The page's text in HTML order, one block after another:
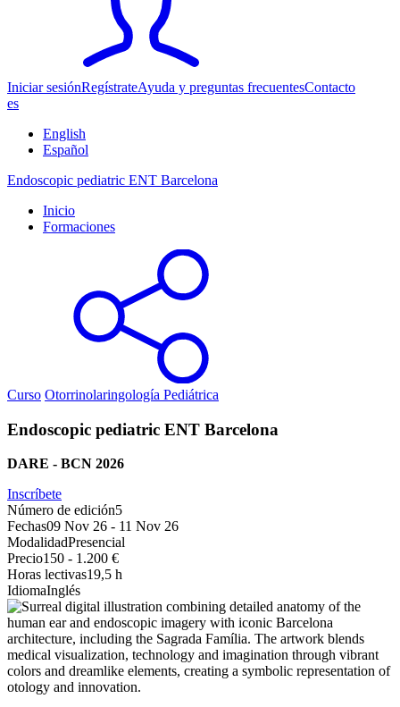
Iniciar sesiónRegístrateAyuda y preguntas frecuentesContacto
es
English
Español
Endoscopic pediatric ENT Barcelona
Inicio
Formaciones
Curso Otorrinolaringología Pediátrica
Endoscopic pediatric ENT Barcelona
DARE - BCN 2026
Inscríbete
Número de edición5
Fechas09 Nov 26 - 11 Nov 26
ModalidadPresencial
Precio150 - 1.200 €
Horas lectivas19,5 h
IdiomaInglés